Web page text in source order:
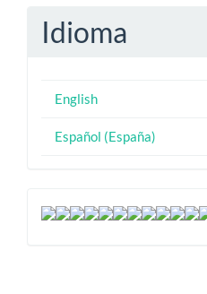
Idioma
English
Español (España)
dsgsdfg